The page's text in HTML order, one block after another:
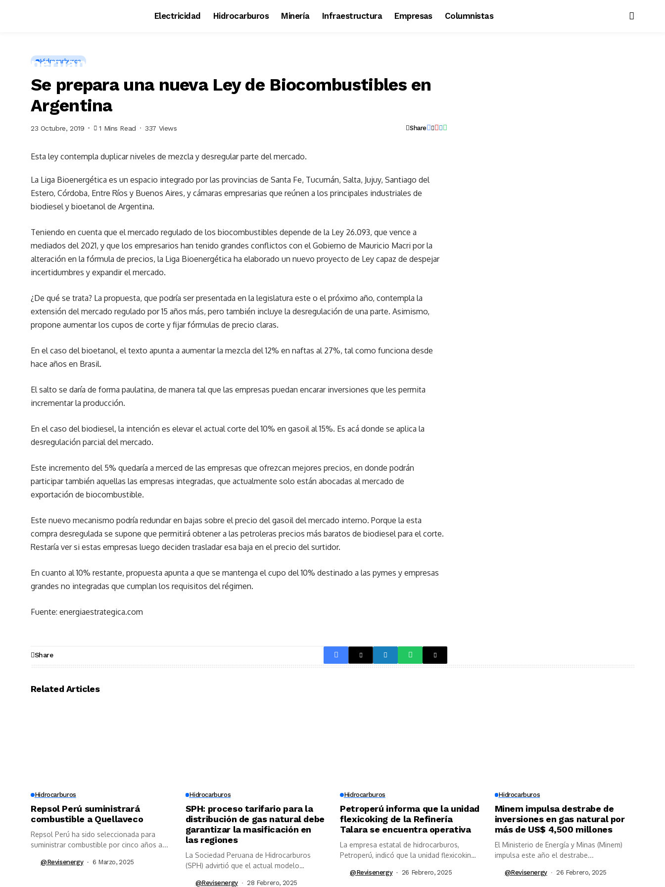
Electricidad Hidrocarburos Minería Infraestructura Empresas Columnistas
Hidrocarburos
Se prepara una nueva Ley de Biocombustibles en
Argentina
23 Octubre, 2019 1 Mins Read 337 Views Share
Esta ley contempla duplicar niveles de mezcla y desregular parte del mercado.
La Liga Bioenergética es un espacio integrado por las provincias de Santa Fe, Tucumán, Salta, Jujuy, Santiago del
Estero, Córdoba, Entre Ríos y Buenos Aires, y cámaras empresarias que reúnen a los principales industriales de
biodiesel y bioetanol de Argentina.
Teniendo en cuenta que el mercado regulado de los biocombustibles depende de la Ley 26.093, que vence a
mediados del 2021, y que los empresarios han tenido grandes conflictos con el Gobierno de Mauricio Macri por la
alteración en la fórmula de precios, la Liga Bioenergética ha elaborado un nuevo proyecto de Ley capaz de despejar
incertidumbres y expandir el mercado.
¿De qué se trata? La propuesta, que podría ser presentada en la legislatura este o el próximo año, contempla la
extensión del mercado regulado por 15 años más, pero también incluye la desregulación de una parte. Asimismo,
propone aumentar los cupos de corte y fijar fórmulas de precio claras.
En el caso del bioetanol, el texto apunta a aumentar la mezcla del 12% en naftas al 27%, tal como funciona desde
hace años en Brasil.
El salto se daría de forma paulatina, de manera tal que las empresas puedan encarar inversiones que les permita
incrementar la producción.
En el caso del biodiesel, la intención es elevar el actual corte del 10% en gasoil al 15%. Es acá donde se aplica la
desregulación parcial del mercado.
Este incremento del 5% quedaría a merced de las empresas que ofrezcan mejores precios, en donde podrán
participar también aquellas las empresas integradas, que actualmente solo están abocadas al mercado de
exportación de biocombustible.
Este nuevo mecanismo podría redundar en bajas sobre el precio del gasoil del mercado interno. Porque la esta
compra desregulada se supone que permitirá obtener a las petroleras precios más baratos de biodiesel para el corte.
Restaría ver si estas empresas luego deciden trasladar esa baja en el precio del surtidor.
En cuanto al 10% restante, propuesta apunta a que se mantenga el cupo del 10% destinado a las pymes y empresas
grandes no integradas que cumplan los requisitos del régimen.
Fuente: energiaestrategica.com
Share
Related Articles
Hidrocarburos
Repsol Perú suministrará
combustible a Quellaveco
Repsol Perú ha sido seleccionada para
suministrar combustible por cinco años a...
@revisenergy 6 Marzo, 2025
Hidrocarburos
SPH: proceso tarifario para la
distribución de gas natural debe
garantizar la masificación en
las regiones
La Sociedad Peruana de Hidrocarburos
(SPH) advirtió que el actual modelo
@revisenergy 28 Febrero, 2025
Hidrocarburos
Petroperú informa que la unidad
flexicoking de la Refinería
Talara se encuentra operativa
La empresa estatal de hidrocarburos,
Petroperú, indicó que la unidad flexicoking
@revisenergy 26 Febrero, 2025
Hidrocarburos
Minem impulsa destrabe de
inversiones en gas natural por
más de US$ 4,500 millones
El Ministerio de Energía y Minas (Minem)
impulsa este año el destrabe...
@revisenergy 26 Febrero, 2025